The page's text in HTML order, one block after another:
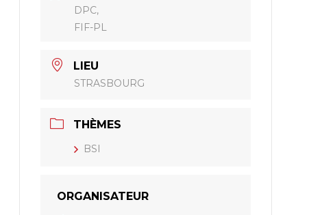
DPC,
FIF-PL
LIEU
STRASBOURG
THÈMES
BSI
ORGANISATEUR